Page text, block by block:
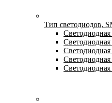
Тип светодиодов,